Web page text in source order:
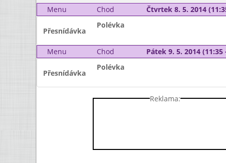
Menu
Chod Čtvrtek 8. 5. 2014
Přesnídávka
Polévka
Menu Chod Pátek 9. 5. 2014 (11:35
Přesnídávka
Polévka
Reklama: